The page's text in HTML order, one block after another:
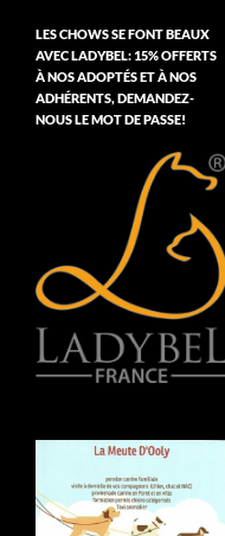
LES CHOWS SE FONT BEAUX
AVEC LADYBEL: 15% OFFERTS
À NOS ADOPTÉS ET À NOS
ADHÉRENTS, DEMANDEZ-
NOUS LE MOT DE PASSE!